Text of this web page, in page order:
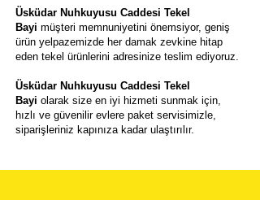
Üsküdar Nuhkuyusu Caddesi Tekel
Bayi müşteri memnuniyetini önemsiyor, geniş
ürün yelpazemizde her damak zevkine hitap
eden tekel ürünlerini adresinize teslim ediyoruz.
Üsküdar Nuhkuyusu Caddesi Tekel
Bayi olarak size en iyi hizmeti sunmak için,
hızlı ve güvenilir evlere paket servisimizle,
siparişleriniz kapınıza kadar ulaştırılır.